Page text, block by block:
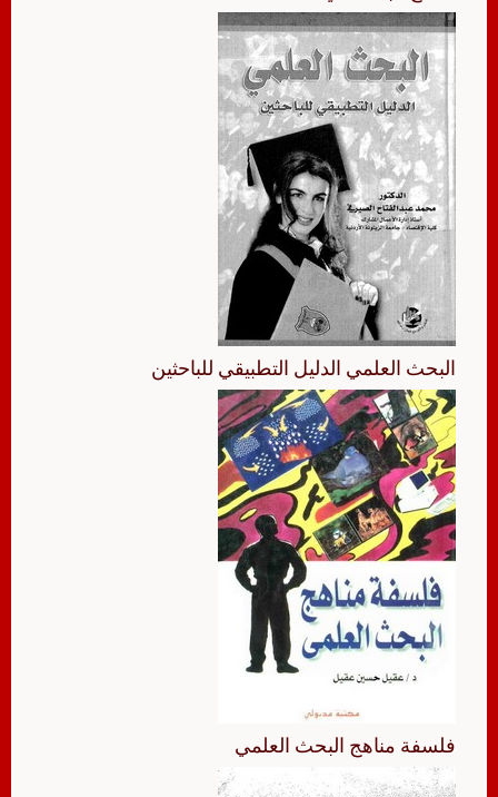
البحث العلمي الدليل التطبيقي للباحثين
فلسفة مناهج البحث العلمي